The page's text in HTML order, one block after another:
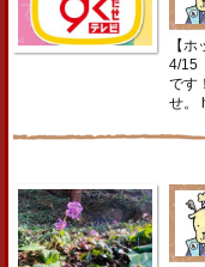
【
4/15
です
せ。